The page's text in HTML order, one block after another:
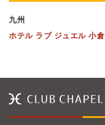
九州
ホテル ラブ ジュエル 小倉